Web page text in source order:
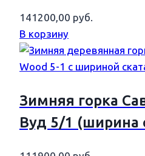
141200,00 руб.
В корзину
Зимняя горка
Вуд 5/1 (ширина